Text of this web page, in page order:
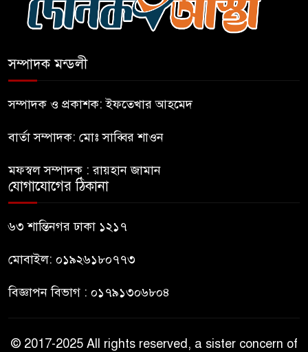
হযরত শাহজালাল বিমানবন্দরে
কিশোর
ভারত থেকে আসছে ২ দশমিক ৩
সম্পাদক মন্ডলী
সম্পাদক ও প্রকাশক: ইফতেখার আহমেদ
বার্তা সম্পাদক: মোঃ সাব্বির শাওন
মফস্বল সম্পাদক : রায়হান জামান
যোগাযোগের ঠিকানা
৬৩ শান্তিনগর ঢাকা ১২১৭
মোবাইল: ০১৯২৬১৮০৭৭৩
বিজ্ঞাপন বিভাগ : ০১৭৯১৩০৬৮০৪
© 2017-2025 All rights reserved, a sister concern of